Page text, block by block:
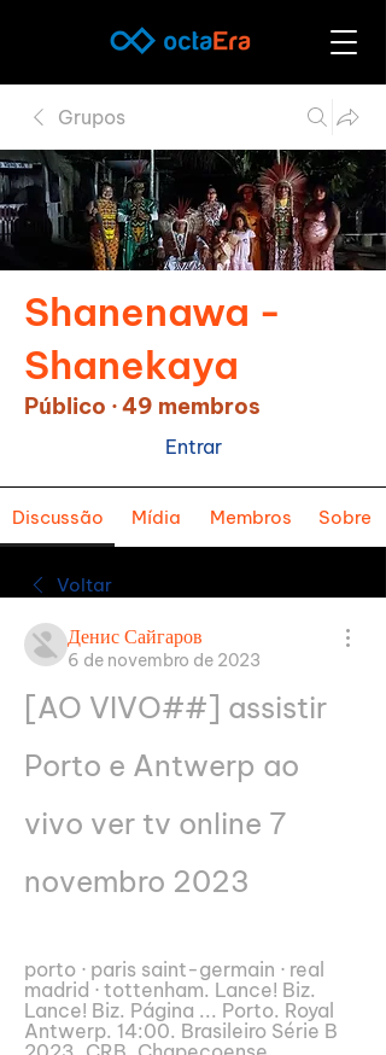
Grupos
Shanenawa -
Shanekaya
Público ·49 membros
Entrar
Discussão Mídia Membros Sobre
Voltar
Денис Сайгаров
6 de novembro de 2023
[AO VIVO##] assistir
Porto e Antwerp ao
vivo ver tv online 7
novembro 2023
porto · paris saint-germain · real
madrid · tottenham. Lance! Biz.
Lance! Biz. Página ... Porto. Royal
Antwerp. 14:00. Brasileiro Série B